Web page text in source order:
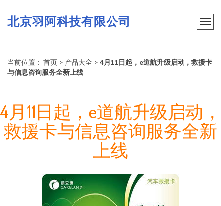
北京羽阿科技有限公司
当前位置： 首页 > 产品大全 > 4月11日起，e道航升级启动，救援卡
与信息咨询服务全新上线
4月11日起，e道航升级启动，
救援卡与信息咨询服务全新
上线